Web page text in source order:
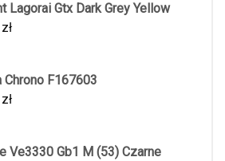
Lagorai Gtx Dark Grey Yellow
zł
Chrono F167603
zł
Ve3330 Gb1 M (53) Czarne